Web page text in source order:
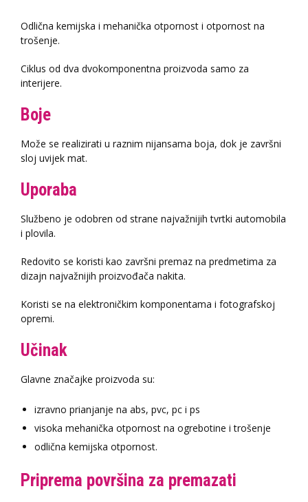
Odlična kemijska i mehanička otpornost i otpornost na
trošenje.
Ciklus od dva dvokomponentna proizvoda samo za
interijere.
Boje
Može se realizirati u raznim nijansama boja, dok je završni
sloj uvijek mat.
Uporaba
Službeno je odobren od strane najvažnijih tvrtki automobila
i plovila.
Redovito se koristi kao završni premaz na predmetima za
dizajn najvažnijih proizvođača nakita.
Koristi se na elektroničkim komponentama i fotografskoj
opremi.
Učinak
Glavne značajke proizvoda su:
izravno prianjanje na abs, pvc, pc i ps
visoka mehanička otpornost na ogrebotine i trošenje
odlična kemijska otpornost.
Priprema površina za premazati